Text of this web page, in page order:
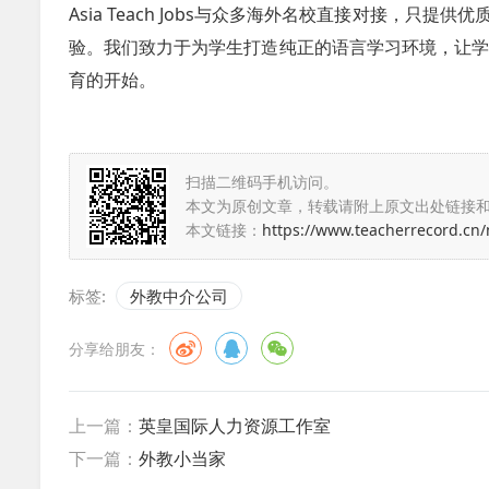
Asia Teach Jobs与众多海外名校直接对接，只提供
验。我们致力于为学生打造纯正的语言学习环境，让
育的开始。
扫描二维码手机访问。
本文为原创文章，转载请附上原文出处链接
本文链接： https://www.teacherrecord.cn/
标签: 外教中介公司
分享给朋友：
上一篇： 英皇国际人力资源工作室
下一篇： 外教小当家